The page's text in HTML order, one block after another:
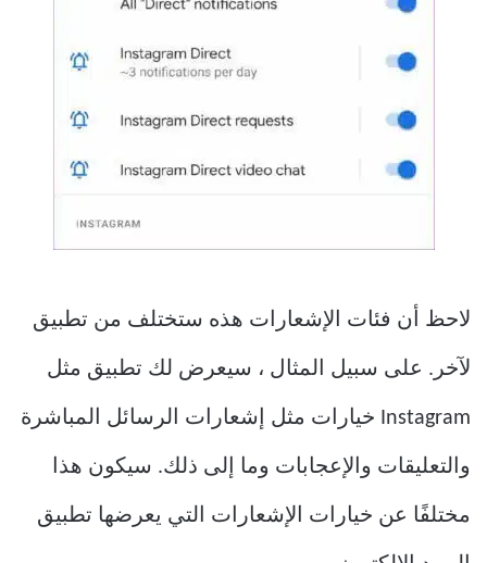
لاحظ أن فئات الإشعارات هذه ستختلف من تطبيق
لآخر. على سبيل المثال ، سيعرض لك تطبيق مثل
Instagram خيارات مثل إشعارات الرسائل المباشرة
والتعليقات والإعجابات وما إلى ذلك. سيكون هذا
مختلفًا عن خيارات الإشعارات التي يعرضها تطبيق